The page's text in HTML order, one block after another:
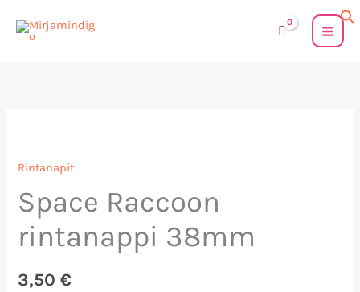
sisältöön
Rintanapit
Space Raccoon
rintanappi 38mm
3,50€
rintanappi
38mm
määrä